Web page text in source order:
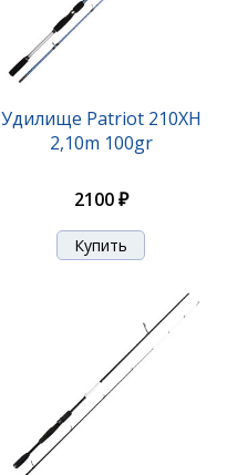
Удилище Patriot 210XH
2,10m 100gr
2100 ₽